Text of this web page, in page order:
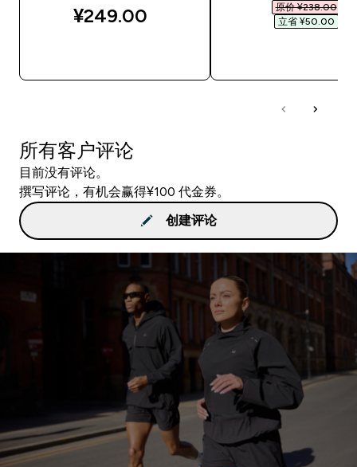
¥249.00‎
原价 ¥238.00‎
立省 ¥50.00‎
所有客户评论
目前没有评论。
撰写评论，有机会赢得¥100 代金券。
创建评论